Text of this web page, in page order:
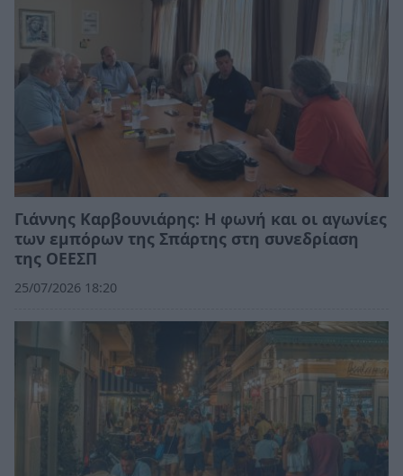
Γιάννης Καρβουνιάρης: Η φωνή και οι αγωνίες
των εμπόρων της Σπάρτης στη συνεδρίαση
της ΟΕΕΣΠ
25/07/2026 18:20